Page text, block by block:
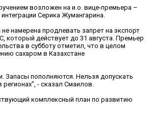
возложен на и.о. вице-премьера –
Серика Жумангарина.
намерена продлевать запрет на экспорт
который действует до 31 августа. Премьер
в субботу отметил, что в целом
сахаром в Казахстане
Запасы пополняются. Нельзя допускать
- сказал Смаилов.
комплексный план по развитию